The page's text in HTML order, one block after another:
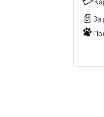
📄 За